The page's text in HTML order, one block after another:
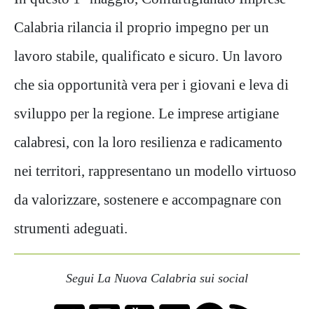
Calabria rilancia il proprio impegno per un
lavoro stabile, qualificato e sicuro. Un lavoro
che sia opportunità vera per i giovani e leva di
sviluppo per la regione. Le imprese artigiane
calabresi, con la loro resilienza e radicamento
nei territori, rappresentano un modello virtuoso
da valorizzare, sostenere e accompagnare con
strumenti adeguati.
Segui La Nuova Calabria sui social